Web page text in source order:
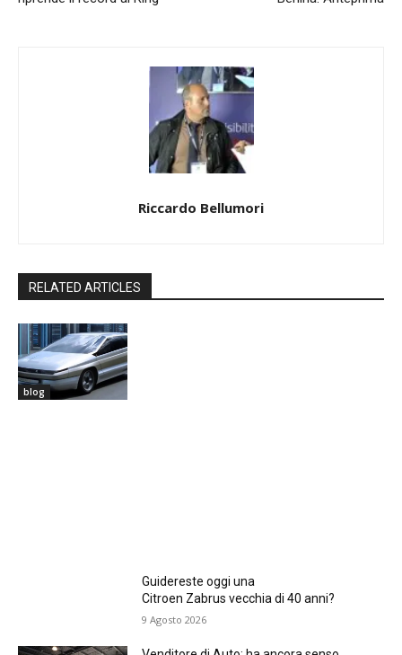
Riccardo Bellumori
RELATED ARTICLES
blog
Guidereste oggi una
Citroen Zabrus vecchia di 40 anni?
9 Agosto 2026